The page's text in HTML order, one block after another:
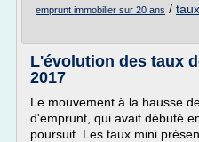
emprunt immobilier sur 20 ans /
L'évolution des taux
2017
Le mouvement à la hausse
d'emprunt, qui avait débuté
poursuit. Les taux mini